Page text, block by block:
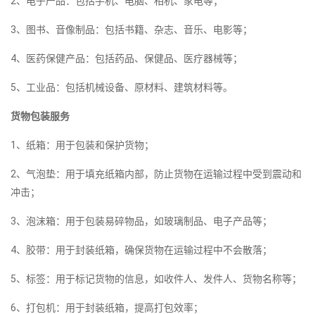
3、图书、音像制品：包括书籍、杂志、音乐、电影等；
4、医药保健产品：包括药品、保健品、医疗器械等；
5、工业品：包括机械设备、原材料、建筑材料等。
货物包装服务
1、纸箱：用于包装和保护货物；
2、气泡垫：用于填充纸箱内部，防止货物在运输过程中受到震动和
冲击；
3、泡沫箱：用于包装易碎物品，如玻璃制品、电子产品等；
4、胶带：用于封装纸箱，确保货物在运输过程中不会散落；
5、标签：用于标记货物的信息，如收件人、发件人、货物名称等；
6、打包机：用于封装纸箱，提高打包效率；